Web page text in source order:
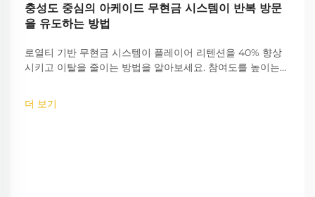
충성도 중심의 아케이드 무현금 시스템이 반복 방문
을 유도하는 방법
로열티 기반 무현금 시스템이 플레이어 리텐션을 40% 향상
시키고 이탈을 줄이는 방법을 알아보세요. 참여도를 높이는
해 보세요.
더 보기